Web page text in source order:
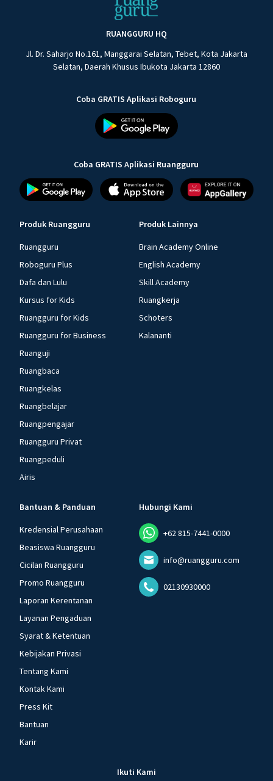
RUANGGURU HQ
Jl. Dr. Saharjo No.161, Manggarai Selatan, Tebet, Kota Jakarta
Selatan, Daerah Khusus Ibukota Jakarta 12860
Coba GRATIS Aplikasi Roboguru
Coba GRATIS Aplikasi Ruangguru
Produk Ruangguru
Ruangguru
Roboguru Plus
Dafa dan Lulu
Kursus for Kids
Ruangguru for Kids
Ruangguru for Business
Ruanguji
Ruangbaca
Ruangkelas
Ruangbelajar
Ruangpengajar
Ruangguru Privat
Ruangpeduli
Airis
Produk Lainnya
Brain Academy Online
English Academy
Skill Academy
Ruangkerja
Schoters
Kalananti
Bantuan & Panduan
Kredensial Perusahaan
Beasiswa Ruangguru
Cicilan Ruangguru
Promo Ruangguru
Laporan Kerentanan
Layanan Pengaduan
Syarat & Ketentuan
Kebijakan Privasi
Tentang Kami
Kontak Kami
Press Kit
Bantuan
Karir
Hubungi Kami
+62 815-7441-0000
info@ruangguru.com
02130930000
Ikuti Kami